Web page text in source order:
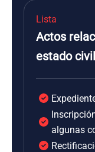
Lista
Actos
estado
algunas